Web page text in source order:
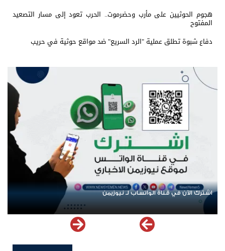
هجوم الحوثيين على مأرب وحضرموت.. الحرب تعود إلى مسار التصعيد
المفتوح
دفاع شبوة تطلق عملية "الرد السريع" ضد مواقع حوثية في حريب
اشترك الآن في قناة الواتساب لـ نيوزيمن